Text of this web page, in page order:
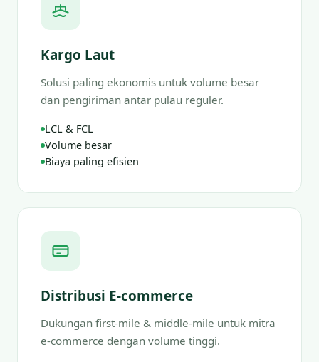
Kargo Laut
Solusi paling ekonomis untuk volume besar
dan pengiriman antar pulau reguler.
LCL & FCL
Volume besar
Biaya paling efisien
Distribusi E-commerce
Dukungan first-mile & middle-mile untuk mitra
e-commerce dengan volume tinggi.